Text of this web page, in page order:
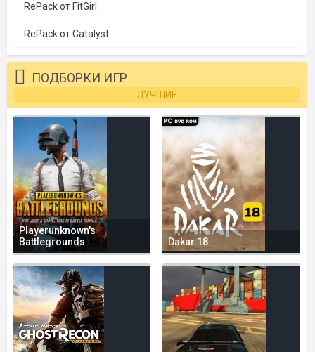
RePack от FitGirl
RePack от Catalyst
ПОДБОРКИ ИГР
ЛУЧШИЕ
Playerunknown's
Battlegrounds
Dakar 18